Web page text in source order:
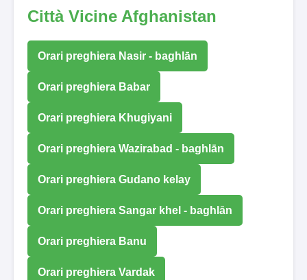
Città Vicine Afghanistan
Orari preghiera Nasir - baghlān
Orari preghiera Babar
Orari preghiera Khugiyani
Orari preghiera Wazirabad - baghlān
Orari preghiera Gudano kelay
Orari preghiera Sangar khel - baghlān
Orari preghiera Banu
Orari preghiera Vardak